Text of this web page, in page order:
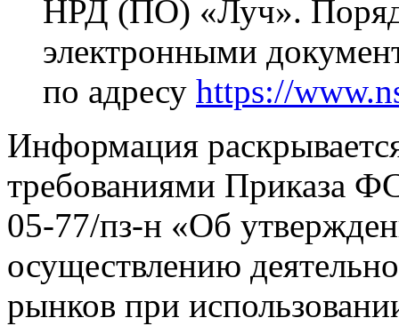
НРД (ПО) «Луч».
электронными
по адресу https://
Информация
требованиями Приказа
05-77/пз-н «Об
осуществлению
рынков при